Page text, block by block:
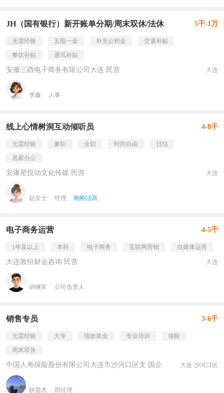
JH（国有银行）新开账单分期/周末双休/法休 5千-1万
无需经验 五险一金 补充公积金
交通补贴
餐饮补贴
通讯补贴
安徽三酉电子商务有限公司大连 民营 大连
李鑫 人事
线上心情树洞互动倾听员 4-8千
无需经验 兼职 全职 时间自由
日结
居家办公
安康星悦动文化传媒 民营 大连
赵女士 经理 刚刚活跃
电子商务运营 4-5千
1年及以上 本科 电子商务 互联网营销 自媒体运营
大连敦恒财会咨询 民营 大连
胡继军 公司负责人
销售专员 3-6千
无需经验 大专 绩效奖金 专业培训
保险
周末双休
中国人寿保险股份有限公司大连市沙河口区支 国企 大连·沙河口区
耿迎杰 部经理